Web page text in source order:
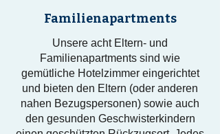
Familienapartments
Unsere acht Eltern- und
Familienapartments sind wie
gemütliche Hotelzimmer eingerichtet
und bieten den Eltern (oder anderen
nahen Bezugspersonen) sowie auch
den gesunden Geschwisterkindern